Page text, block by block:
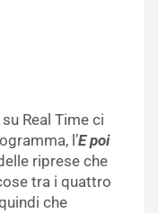
Real Time ci
l’E poi
riprese che
tra i quattro
che